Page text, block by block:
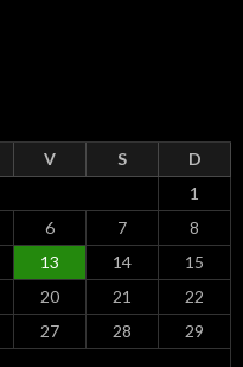
V S
D
1
6 7
8
13 14
15
20 21
22
27 28
29